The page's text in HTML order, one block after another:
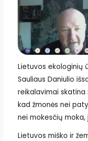
Lietuvos ekologinių
Sauliaus Daniulio
reikalavimai skatina
kad žmonės nei
nei mokesčių
Lietuvos miško ir